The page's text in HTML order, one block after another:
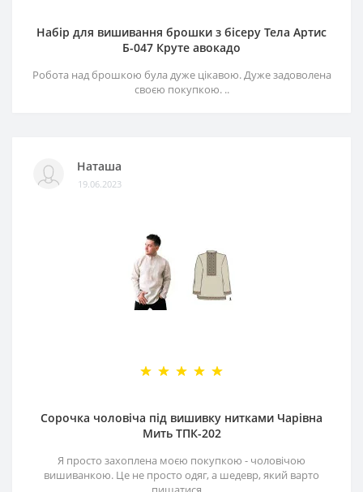
Набір для вишивання брошки з бісеру Тела Артис
Б-047 Круте авокадо
Робота над брошкою була дуже цікавою. Дуже задоволена
своєю покупкою. ..
Наташа
19.06.2023
Сорочка чоловіча під вишивку нитками Чарівна
Мить ТПК-202
Я просто захоплена моєю покупкою - чоловічою
вишиванкою. Це не просто одяг, а шедевр, який варто